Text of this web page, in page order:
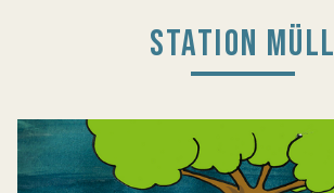
STATION MÜLL